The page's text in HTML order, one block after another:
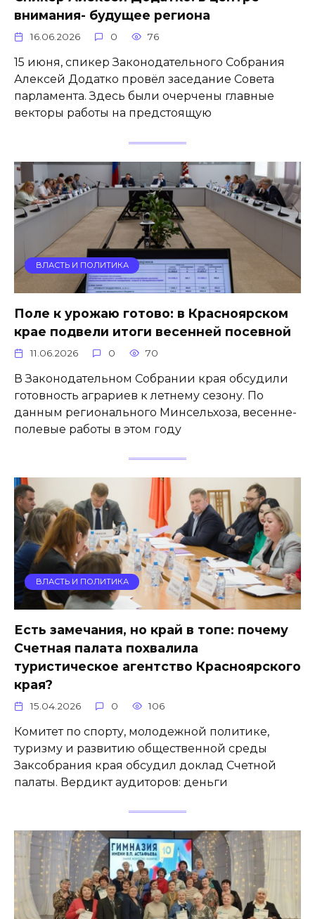
внимания- будущее региона
16.06.2026 0 76
15 июня, спикер Законодательного Собрания
Алексей Додатко провёл заседание Совета
парламента. Здесь были очерчены главные
векторы работы на предстоящую
ВЛАСТЬ И ПОЛИТИКА
Поле к урожаю готово: в Красноярском
крае подвели итоги весенней посевной
11.06.2026 0 70
В Законодательном Собрании края обсудили
готовность аграриев к летнему сезону. По
данным регионального Минсельхоза, весенне-
полевые работы в этом году
ВЛАСТЬ И ПОЛИТИКА
Есть замечания, но край в топе: почему
Счетная палата похвалила
туристическое агентство Красноярского
края?
15.04.2026 0 106
Комитет по спорту, молодежной политике,
туризму и развитию общественной среды
Заксобрания края обсудил доклад Счетной
палаты. Вердикт аудиторов: деньги